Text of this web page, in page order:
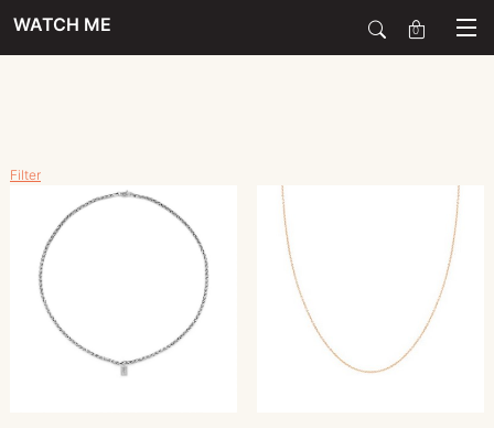
WATCH ME
SIERADEN
HORLOGES
SMARTWATCHES
0
Filter